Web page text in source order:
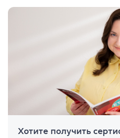
Хотите получить